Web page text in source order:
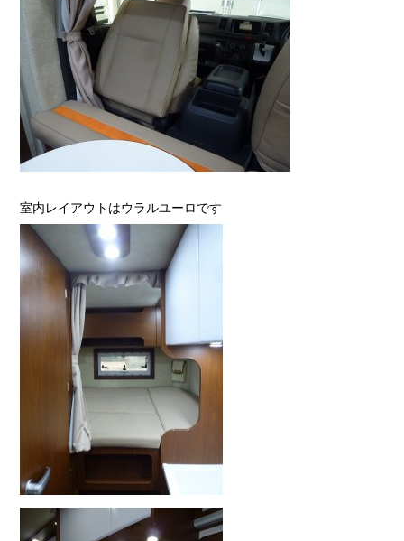
室内レイアウトはウラルユーロです